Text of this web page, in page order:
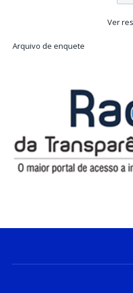
Ver
Arquivo de enquete